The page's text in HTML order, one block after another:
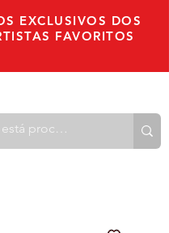
EXCLUSIVOS DOS
FAVORITOS